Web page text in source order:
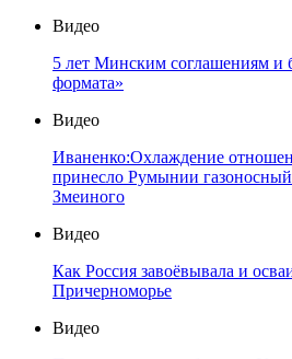
Видео
5 лет Минским соглашениям и
формата»
Видео
Иваненко:Охлаждение
принесло Румынии
Змеиного
Видео
Как Россия завоёвывала и
Причерноморье
Видео